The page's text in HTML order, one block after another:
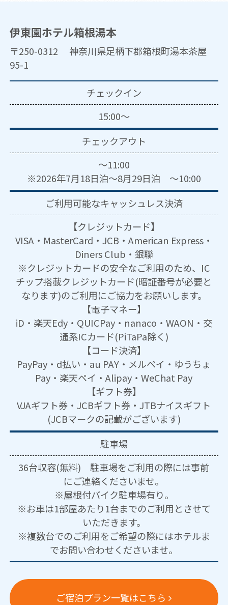
伊東園ホテル箱根湯本
〒250-0312 神奈川県足柄下郡箱根町湯本茶屋
95-1
チェックイン
15:00～
チェックアウト
～11:00
※2026年7月18日泊～8月29日泊 ～10:00
ご利用可能なキャッシュレス決済
【クレジットカード】
VISA・MasterCard・JCB・American Express・
Diners Club・銀聯
※クレジットカードの安全なご利用のため、IC
チップ搭載クレジットカード(暗証番号が必要と
なります)のご利用にご協力をお願いします。
【電子マネー】
iD・楽天Edy・QUICPay・nanaco・WAON・交
通系ICカード(PiTaPa除く)
【コード決済】
PayPay・d払い・au PAY・メルペイ・ゆうちょ
Pay・楽天ペイ・Alipay・WeChat Pay
【ギフト券】
VJAギフト券・JCBギフト券・JTBナイスギフト
(JCBマークの記載がございます)
駐車場
36台収容(無料) 駐車場をご利用の際には事前
にご連絡くださいませ。
※屋根付バイク駐車場有り。
※お車は1部屋あたり1台までのご利用とさせて
いただきます。
※複数台でのご利用をご希望の際にはホテルま
でお問い合わせくださいませ。
ご宿泊プラン一覧はこちら